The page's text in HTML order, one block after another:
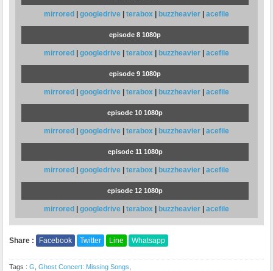
mirrored googledrive terabox buzzheavier acefile
episode 8 1080p
mirrored googledrive terabox buzzheavier acefile
episode 9 1080p
mirrored googledrive terabox buzzheavier acefile
episode 10 1080p
mirrored googledrive terabox buzzheavier acefile
episode 11 1080p
mirrored googledrive terabox buzzheavier acefile
episode 12 1080p
mirrored googledrive terabox buzzheavier acefile
Share : Facebook Twitter Line Whatsapp
Tags :G ,Ghost Concert: Missing Songs